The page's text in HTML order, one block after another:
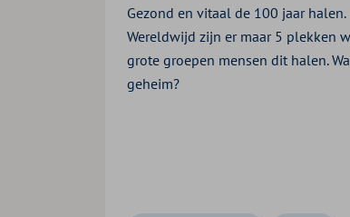
Gezond en vitaal de 100 jaar halen.
Wereldwijd zijn er maar 5 plekken
grote groepen mensen dit halen.
geheim?